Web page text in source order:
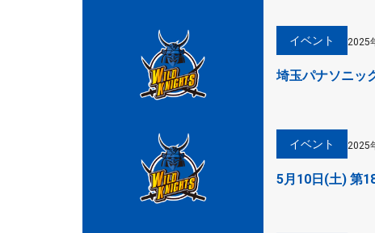
イベント 2025
埼玉パナソニッ
イベント 2025
5月10日(土) 第